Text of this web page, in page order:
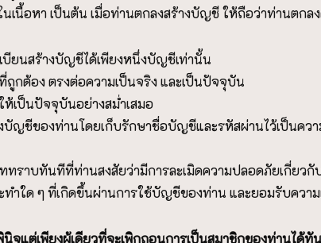
เนื้อหา เป็นต้น เมื่อท่านตกลงสร้างบัญชี ให้ถือว่าท่านตกล
บียนสร้างบัญชีได้เพียงหนึ่งบัญชีเท่านั้น
กต้อง ตรงต่อความเป็นจริง และเป็นปัจจุบัน
เป็นปัจจุบันอย่างสม่ำเสมอ
ญชีของท่านโดยเก็บรักษาชื่อบัญชีและรหัสผ่านไว้เป็นคว
ทราบทันทีที่ท่านสงสัยว่ามีการละเมิดความปลอดภัยเกี่ยว
ำใด ๆ ที่เกิดขึ้นผ่านการใช้บัญชีของท่าน และยอมรับคว
จแต่เพียงผู้เดียวที่จะเพิกถอนการเป็นสมาชิกของท่านได้